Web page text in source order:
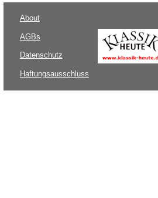
About
AGBs
Datenschutz
Haftungsausschluss